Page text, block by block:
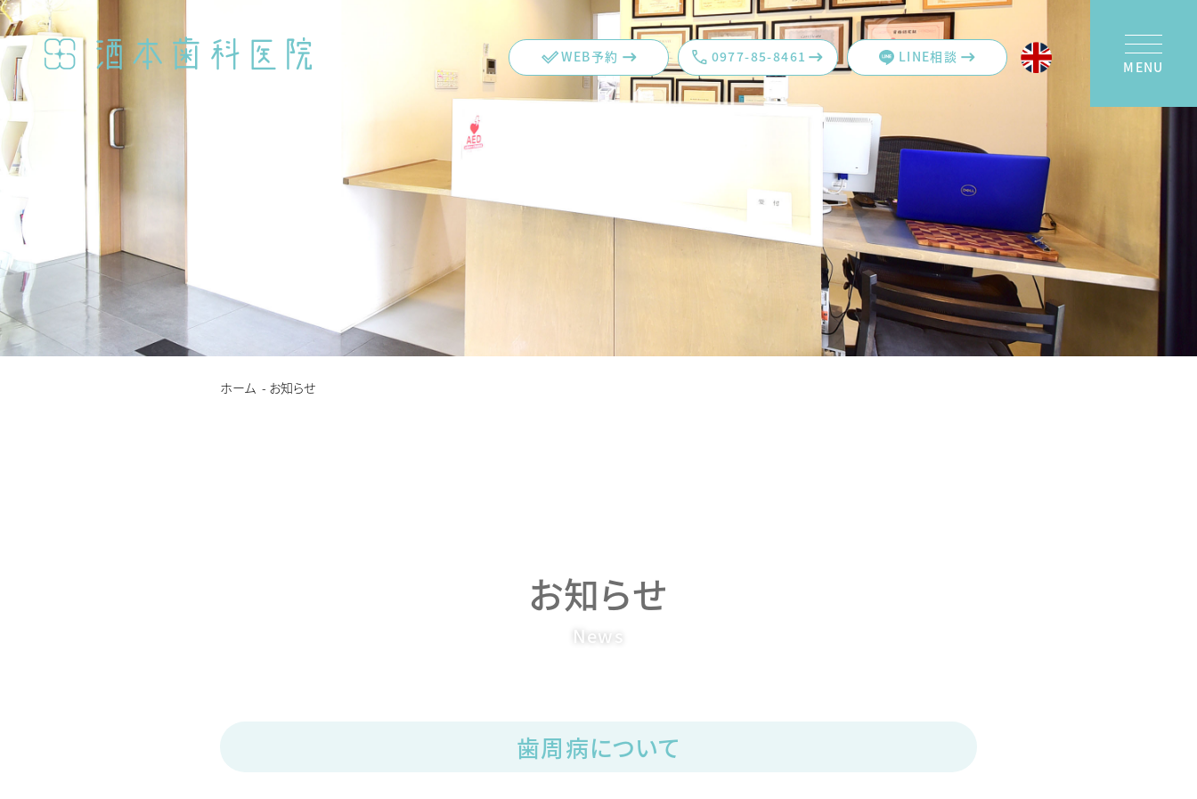
WEB予約 0977-85-8461 LINE相談
MENU
ホーム お知らせ
お知らせ
歯周病について